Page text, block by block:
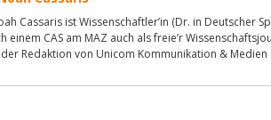
Cassaris ist Wissenschaftler’in (Dr. in Deutscher
einem CAS am MAZ auch als freie’r
der Redaktion von Unicom Kommunikation &